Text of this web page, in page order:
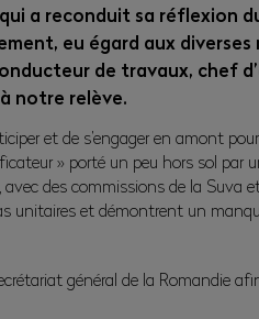
a reconduit sa réflexion
eu égard aux
de travaux, chef
notre relève.
et de s’engager en amont
» porté un peu hors sol par
des commissions de la Suva
unitaires et démontrent un
général de la Romandie